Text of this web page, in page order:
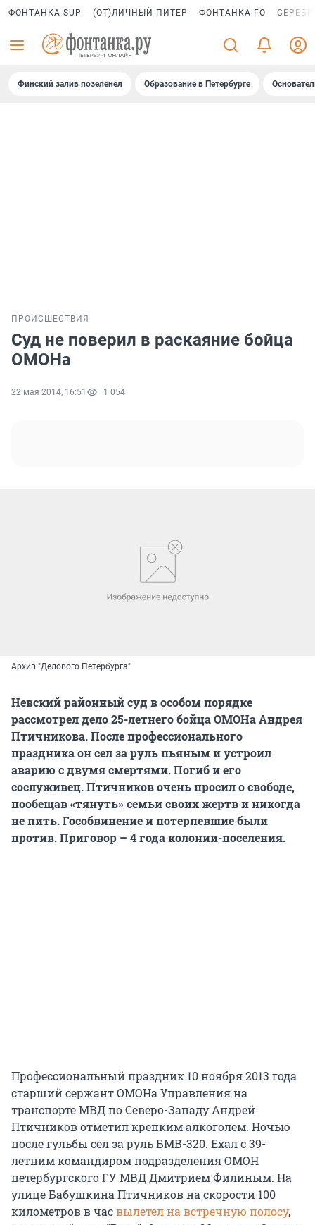
ФОНТАНКА SUP (ОТ)ЛИЧНЫЙ ПИТЕР ФОНТАНКА ГО
Финский залив позеленел Образование в Петербурге
ПРОИСШЕСТВИЯ
Суд не поверил в раскаяние бойца
ОМОНа
22 мая 2014, 16:51 1 054
Архив "Делового Петербурга"
Невский районный суд в особом порядке
рассмотрел дело 25-летнего бойца ОМОНа Андрея
Птичникова. После профессионального
праздника он сел за руль пьяным и устроил
аварию с двумя смертями. Погиб и его
сослуживец. Птичников очень просил о свободе,
пообещав «тянуть» семьи своих жертв и никогда
не пить. Гособвинение и потерпевшие были
против. Приговор – 4 года колонии-поселения.
Профессиональный праздник 10 ноября 2013 года
старший сержант ОМОНа Управления на
транспорте МВД по Северо-Западу Андрей
Птичников отметил крепким алкоголем. Ночью
после гульбы сел за руль БМВ-320. Ехал с 39-
летним командиром подразделения ОМОН
петербургского ГУ МВД Дмитрием Филиным. На
улице Бабушкина Птичников на скорости 100
километров в часвылетел на встречную полосу,